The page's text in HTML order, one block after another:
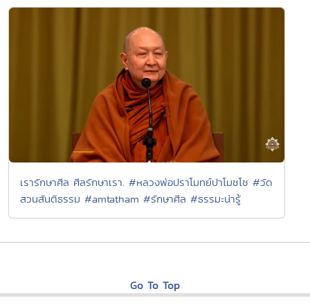
เรารักษาศีล ศีลรักษาเรา. #หลวงพ่อปราโมทย์ปาโมชโช #วัด
สวนสันติธรรม #amtatham #รักษาศีล #ธรรมะน่ารู้
Go To Top